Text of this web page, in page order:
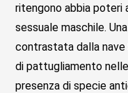
ritengono abbia poteri
sessuale maschile.
contrastata dalla nave
di pattugliamento
presenza di specie